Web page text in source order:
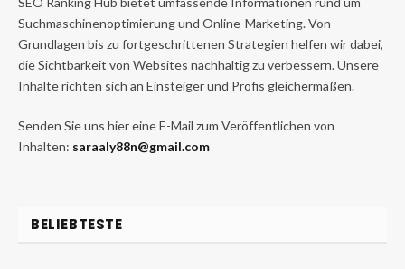
Suchmaschinenoptimierung und Online-Marketing. Von
Grundlagen bis zu fortgeschrittenen Strategien helfen wir dabei,
die Sichtbarkeit von Websites nachhaltig zu verbessern. Unsere
Inhalte richten sich an Einsteiger und Profis gleichermaßen.
Senden Sie uns hier eine E-Mail zum Veröffentlichen von
Inhalten: saraaly88n@gmail.com
BELIEBTESTE